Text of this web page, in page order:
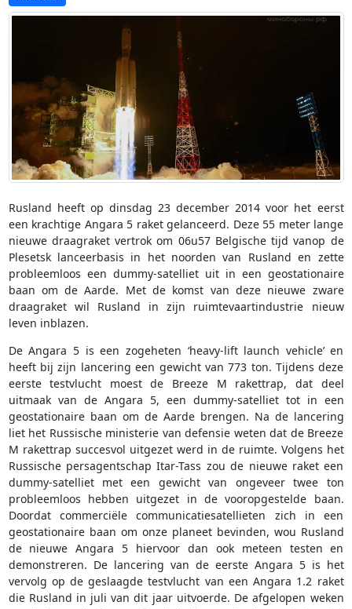
Rusland heeft op dinsdag 23 december 2014 voor het eerst
een krachtige Angara 5 raket gelanceerd. Deze 55 meter lange
nieuwe draagraket vertrok om 06u57 Belgische tijd vanop de
Plesetsk lanceerbasis in het noorden van Rusland en zette
probleemloos een dummy-satelliet uit in een geostationaire
baan om de Aarde. Met de komst van deze nieuwe zware
draagraket wil Rusland in zijn ruimtevaartindustrie nieuw
leven inblazen.
De Angara 5 is een zogeheten ‘heavy-lift launch vehicle’ en
heeft bij zijn lancering een gewicht van 773 ton. Tijdens deze
eerste testvlucht moest de Breeze M rakettrap, dat deel
uitmaak van de Angara 5, een dummy-satelliet tot in een
geostationaire baan om de Aarde brengen. Na de lancering
liet het Russische ministerie van defensie weten dat de Breeze
M rakettrap succesvol uitgezet werd in de ruimte. Volgens het
Russische persagentschap Itar-Tass zou de nieuwe raket een
dummy-satelliet met een gewicht van ongeveer twee ton
probleemloos hebben uitgezet in de vooropgestelde baan.
Doordat commerciële communicatiesatellieten zich in een
geostationaire baan om onze planeet bevinden, wou Rusland
de nieuwe Angara 5 hiervoor dan ook meteen testen en
demonstreren. De lancering van de eerste Angara 5 is het
vervolg op de geslaagde testvlucht van een Angara 1.2 raket
die Rusland in juli van dit jaar uitvoerde. De afgelopen weken